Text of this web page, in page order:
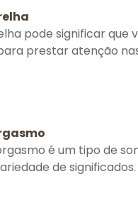
pode significar que
prestar atenção
é um tipo de
de